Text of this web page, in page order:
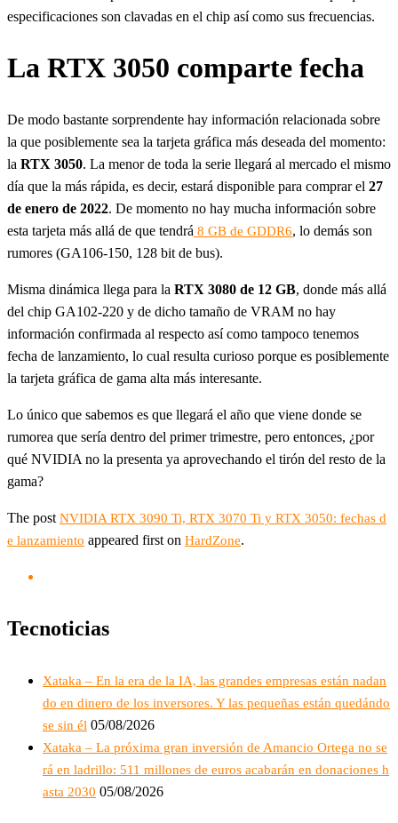
especificaciones son clavadas en el chip así como sus frecuencias.
La RTX 3050 comparte fecha
De modo bastante sorprendente hay información relacionada sobre
la que posiblemente sea la tarjeta gráfica más deseada del momento:
la RTX 3050. La menor de toda la serie llegará al mercado el mismo
día que la más rápida, es decir, estará disponible para comprar el 27
de enero de 2022. De momento no hay mucha información sobre
esta tarjeta más allá de que tendrá 8 GB de GDDR6, lo demás son
rumores (GA106-150, 128 bit de bus).
Misma dinámica llega para la RTX 3080 de 12 GB, donde más allá
del chip GA102-220 y de dicho tamaño de VRAM no hay
información confirmada al respecto así como tampoco tenemos
fecha de lanzamiento, lo cual resulta curioso porque es posiblemente
la tarjeta gráfica de gama alta más interesante.
Lo único que sabemos es que llegará el año que viene donde se
rumorea que sería dentro del primer trimestre, pero entonces, ¿por
qué NVIDIA no la presenta ya aprovechando el tirón del resto de la
gama?
The post NVIDIA RTX 3090 Ti, RTX 3070 Ti y RTX 3050: fechas d
e lanzamiento appeared first on HardZone.
Tecnoticias
Xataka – En la era de la IA, las grandes empresas están nadan
do en dinero de los inversores. Y las pequeñas están quedándo
se sin él 05/08/2026
Xataka – La próxima gran inversión de Amancio Ortega no se
rá en ladrillo: 511 millones de euros acabarán en donaciones h
asta 2030 05/08/2026